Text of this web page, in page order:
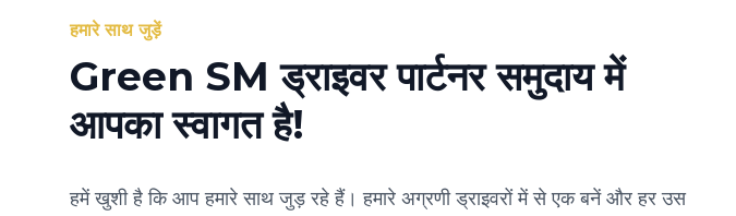
हमारे साथ जुड़ें
Green SM ड्राइवर पार्टनर समुदाय में
आपका स्वागत है!
हमें खुशी है कि आप हमारे साथ जुड़ रहे हैं। हमारे अग्रणी ड्राइवरों में से एक बनें और हर उस